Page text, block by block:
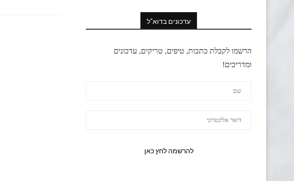
עדכונים בדוא"ל
הרשמו לקבלת כתבות, טיפים, טריקים, עדכונים
ומדריכים!